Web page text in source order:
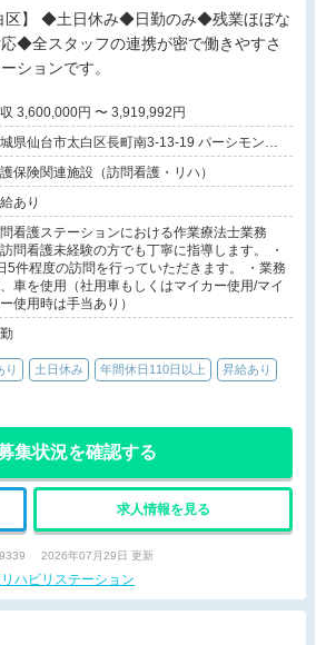
業ほぼな
◆全スタッフの連携が密で働きやすさ
ションです。
年収 3,600,000円 〜 3,919,992円
県仙台市太白区長町南3-13-19 パーシモン長
保険関連施設（訪問看護・リハ）
あり
看護ステーションにおける作業療法士業務
問看護未経験の方でも丁寧に指導します。 ・
5件程度の訪問を行っていただきます。 ・業務
車を使用（社用車もしくはマイカー使用/マイ
使用時は手当あり）
り 土日休み 年間休日110日以上 昇給あり
集状況を確認する
求人情報を見る
2026年07月29日 更新
ハビリステーション